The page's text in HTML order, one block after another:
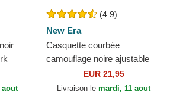
aout
(4.9)
New Era
Casquette courbée
camouflage noire ajustable
pour enfant avec logo noir
9FORTY League Essential...
EUR 21,95
Livraison le mardi, 11 aout